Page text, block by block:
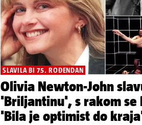
SLAVILA BI 75. ROĐENDAN
Olivia Newton-John
'Briljantinu', s rakom se
'Bila je optimist do